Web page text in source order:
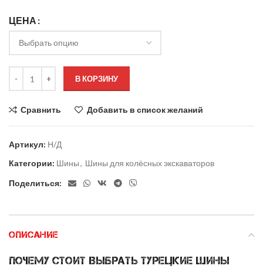
ЦЕНА
В КОРЗИНУ
Сравнить Добавить в список желаний
Артикул: Н/Д
Категории: Шины, Шины для колёсных экскаваторов
Поделиться:
ОПИСАНИЕ
Почему стоит выбрать Турецкие шины